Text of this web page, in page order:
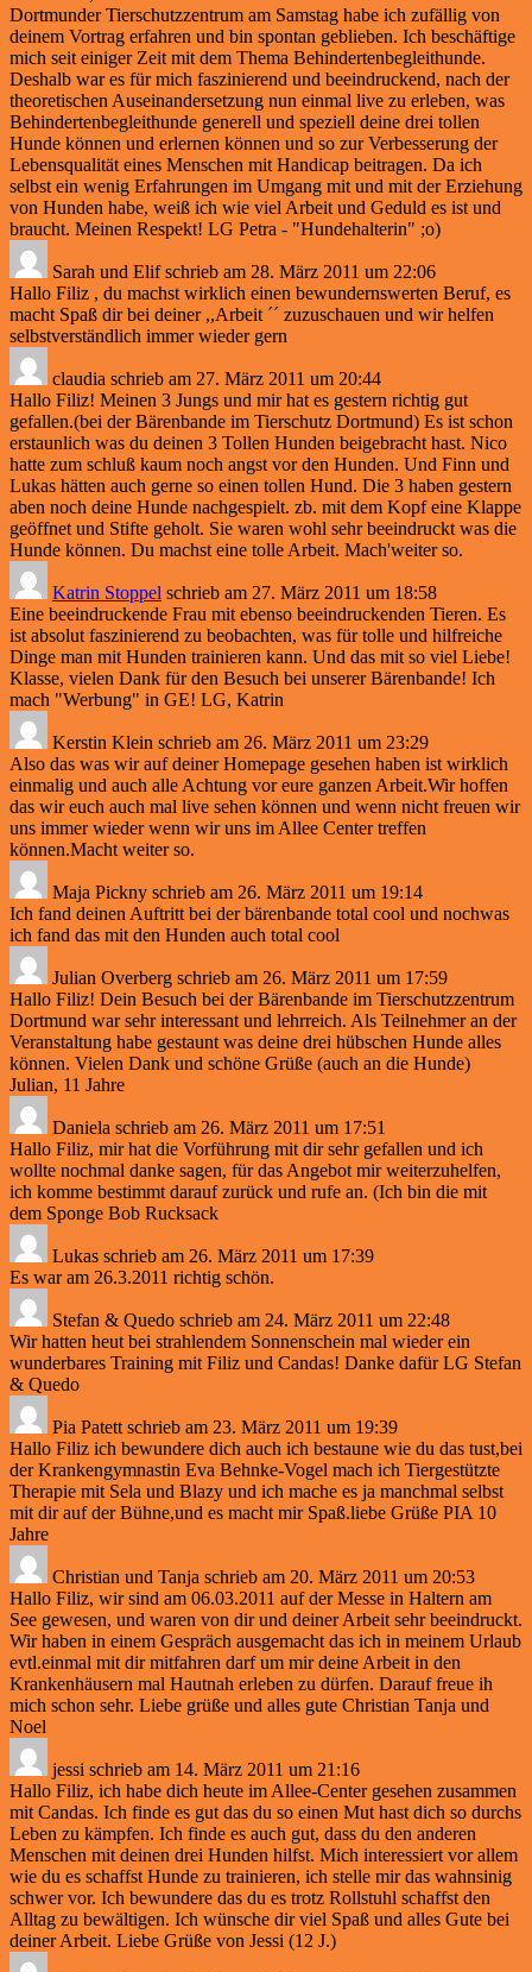
Dortmunder Tierschutzzentrum am Samstag habe ich zufällig von
deinem Vortrag erfahren und bin spontan geblieben. Ich beschäftige
mich seit einiger Zeit mit dem Thema Behindertenbegleithunde.
Deshalb war es für mich faszinierend und beeindruckend, nach der
theoretischen Auseinandersetzung nun einmal live zu erleben, was
Behindertenbegleithunde generell und speziell deine drei tollen
Hunde können und erlernen können und so zur Verbesserung der
Lebensqualität eines Menschen mit Handicap beitragen. Da ich
selbst ein wenig Erfahrungen im Umgang mit und mit der Erziehung
von Hunden habe, weiß ich wie viel Arbeit und Geduld es ist und
braucht. Meinen Respekt! LG Petra - "Hundehalterin" ;o)
Sarah und Elifschrieb am 28. März 2011 um 22:06
Hallo Filiz , du machst wirklich einen bewundernswerten Beruf, es
macht Spaß dir bei deiner ,,Arbeit ´´ zuzuschauen und wir helfen
selbstverständlich immer wieder gern
claudia schrieb am 27. März 2011 um 20:44
Hallo Filiz! Meinen 3 Jungs und mir hat es gestern richtig gut
gefallen.(bei der Bärenbande im Tierschutz Dortmund) Es ist schon
erstaunlich was du deinen 3 Tollen Hunden beigebracht hast. Nico
hatte zum schluß kaum noch angst vor den Hunden. Und Finn und
Lukas hätten auch gerne so einen tollen Hund. Die 3 haben gestern
aben noch deine Hunde nachgespielt. zb. mit dem Kopf eine Klappe
geöffnet und Stifte geholt. Sie waren wohl sehr beeindruckt was die
Hunde können. Du machst eine tolle Arbeit. Mach'weiter so.
Katrin Stoppel schrieb am 27. März 2011 um 18:58
Eine beeindruckende Frau mit ebenso beeindruckenden Tieren. Es
ist absolut faszinierend zu beobachten, was für tolle und hilfreiche
Dinge man mit Hunden trainieren kann. Und das mit so viel Liebe!
Klasse, vielen Dank für den Besuch bei unserer Bärenbande! Ich
mach "Werbung" in GE! LG, Katrin
Kerstin Klein schrieb am 26. März 2011 um 23:29
Also das was wir auf deiner Homepage gesehen haben ist wirklich
einmalig und auch alle Achtung vor eure ganzen Arbeit.Wir hoffen
das wir euch auch mal live sehen können und wenn nicht freuen wir
uns immer wieder wenn wir uns im Allee Center treffen
können.Macht weiter so.
Maja Pickny schrieb am 26. März 2011 um 19:14
Ich fand deinen Auftritt bei der bärenbande total cool und nochwas
ich fand das mit den Hunden auch total cool
Julian Overberg schrieb am 26. März 2011 um 17:59
Hallo Filiz! Dein Besuch bei der Bärenbande im Tierschutzzentrum
Dortmund war sehr interessant und lehrreich. Als Teilnehmer an der
Veranstaltung habe gestaunt was deine drei hübschen Hunde alles
können. Vielen Dank und schöne Grüße (auch an die Hunde)
Julian, 11 Jahre
Daniela schrieb am 26. März 2011 um 17:51
Hallo Filiz, mir hat die Vorführung mit dir sehr gefallen und ich
wollte nochmal danke sagen, für das Angebot mir weiterzuhelfen,
ich komme bestimmt darauf zurück und rufe an. (Ich bin die mit
dem Sponge Bob Rucksack
Lukas schrieb am 26. März 2011 um 17:39
Es war am 26.3.2011 richtig schön.
Stefan & Quedo schrieb am 24. März 2011 um 22:48
Wir hatten heut bei strahlendem Sonnenschein mal wieder ein
wunderbares Training mit Filiz und Candas! Danke dafür LG Stefan
& Quedo
Pia Patett schrieb am 23. März 2011 um 19:39
Hallo Filiz ich bewundere dich auch ich bestaune wie du das tust,bei
der Krankengymnastin Eva Behnke-Vogel mach ich Tiergestützte
Therapie mit Sela und Blazy und ich mache es ja manchmal selbst
mit dir auf der Bühne,und es macht mir Spaß.liebe Grüße PIA 10
Jahre
Christian und Tanja schrieb am 20. März 2011 um 20:53
Hallo Filiz, wir sind am 06.03.2011 auf der Messe in Haltern am
See gewesen, und waren von dir und deiner Arbeit sehr beeindruckt.
Wir haben in einem Gespräch ausgemacht das ich in meinem Urlaub
evtl.einmal mit dir mitfahren darf um mir deine Arbeit in den
Krankenhäusern mal Hautnah erleben zu dürfen. Darauf freue ih
mich schon sehr. Liebe grüße und alles gute Christian Tanja und
Noel
jessi schrieb am 14. März 2011 um 21:16
Hallo Filiz, ich habe dich heute im Allee-Center gesehen zusammen
mit Candas. Ich finde es gut das du so einen Mut hast dich so durchs
Leben zu kämpfen. Ich finde es auch gut, dass du den anderen
Menschen mit deinen drei Hunden hilfst. Mich interessiert vor allem
wie du es schaffst Hunde zu trainieren, ich stelle mir das wahnsinig
schwer vor. Ich bewundere das du es trotz Rollstuhl schaffst den
Alltag zu bewältigen. Ich wünsche dir viel Spaß und alles Gute bei
deiner Arbeit. Liebe Grüße von Jessi (12 J.)